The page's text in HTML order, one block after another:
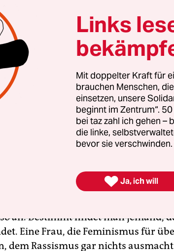
Über diese Strukturen gibt es
Missstände aufzeigen, die
oder die Last von
hingegen sollen diese
zwar mit nur einem, recht
solche Probleme nicht kennen
nicht so angestellt haben.
ich so einen Text lese, frage ich
versucht man anderen die
schwach argumentiert, es ist auch
findet sich doch immer jemand, für
an. Bestimmt findet man jemand,
Eine Frau, die Feminismus für
dem Rassismus gar nichts
Links
Mit doppelter Kraft für
brauchen Menschen,
einsetzen, unsere
beginnt im Zentrum“.
bei taz zahl ich gehen –
die linke,
bevor sie
 Ja, ich will